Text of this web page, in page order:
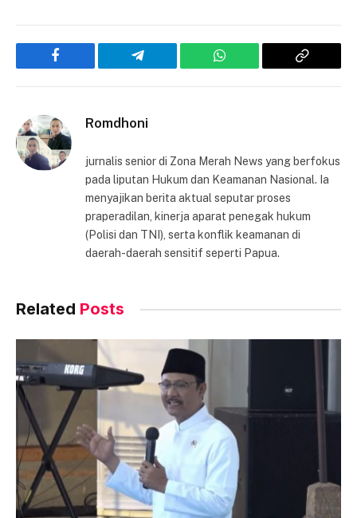
Facebook Telegram WhatsApp
Copy
Romdhoni
jurnalis senior di Zona Merah News yang berfokus
pada liputan Hukum dan Keamanan Nasional. Ia
menyajikan berita aktual seputar proses
praperadilan, kinerja aparat penegak hukum
(Polisi dan TNI), serta konflik keamanan di
daerah-daerah sensitif seperti Papua.
Related Posts